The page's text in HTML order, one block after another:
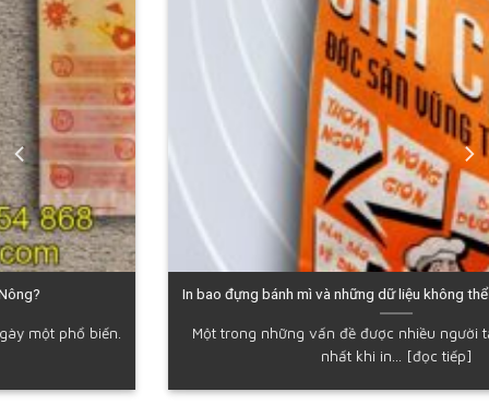
In bao đựng bánh mì và những dữ liệu không thể bỏ lỡ tại Đắk Nông
Một trong những vấn đề được nhiều người tập trung tìm hiểu